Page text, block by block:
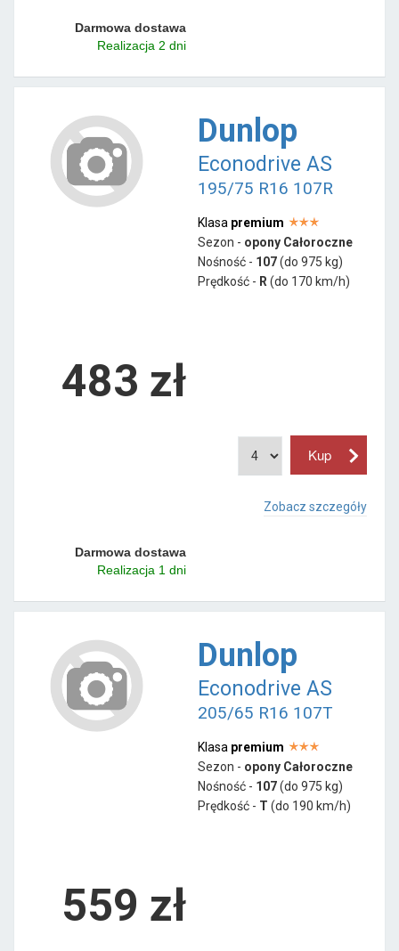
Darmowa dostawa
Realizacja 2 dni
Dunlop
Econodrive AS
195/75 R16 107R
Klasa premium
Sezon - opony Całoroczne
Nośność - 107(do 975 kg)
Prędkość - R (do 170 km/h)
483 zł
Zobacz szczegóły
Darmowa dostawa
Realizacja 1 dni
Dunlop
Econodrive AS
205/65 R16 107T
Klasa premium
Sezon - opony Całoroczne
Nośność - 107(do 975 kg)
Prędkość - T (do 190 km/h)
559 zł